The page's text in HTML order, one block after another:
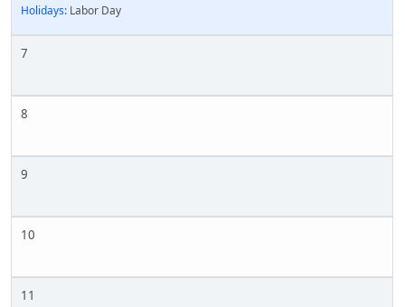
Holidays: Labor Day
7
8
9
10
11